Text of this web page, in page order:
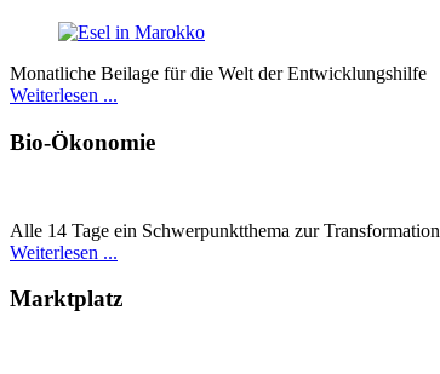
Monatliche Beilage für die Welt der Entwicklungshilfe
Weiterlesen ...
Bio-Ökonomie
Alle 14 Tage ein Schwer­punkt­thema zur Transformation
Weiterlesen ...
Marktplatz